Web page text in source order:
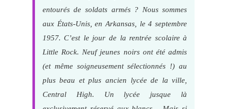
entourés de soldats armés ? Nous sommes
aux États-Unis, en Arkansas, le 4 septembre
1957. C’est le jour de la rentrée scolaire à
Little Rock. Neuf jeunes noirs ont été admis
(et même soigneusement sélectionnés !) au
plus beau et plus ancien lycée de la ville,
Central High. Un lycée jusque là